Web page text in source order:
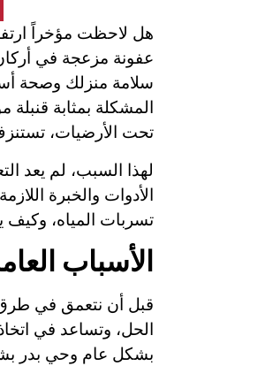
هل لاحظت مؤخراً
عفونة مزعجة في
سلامة منزلك وصحة
المشكلة بمثابة
تحت الأرضيات،
لهذا السبب، لم يعد
الأدوات والخبرة
تسربات المياه،
الأسباب
قبل أن نتعمق في
الحل، وتساعد في
بشكل عام وحي بدر